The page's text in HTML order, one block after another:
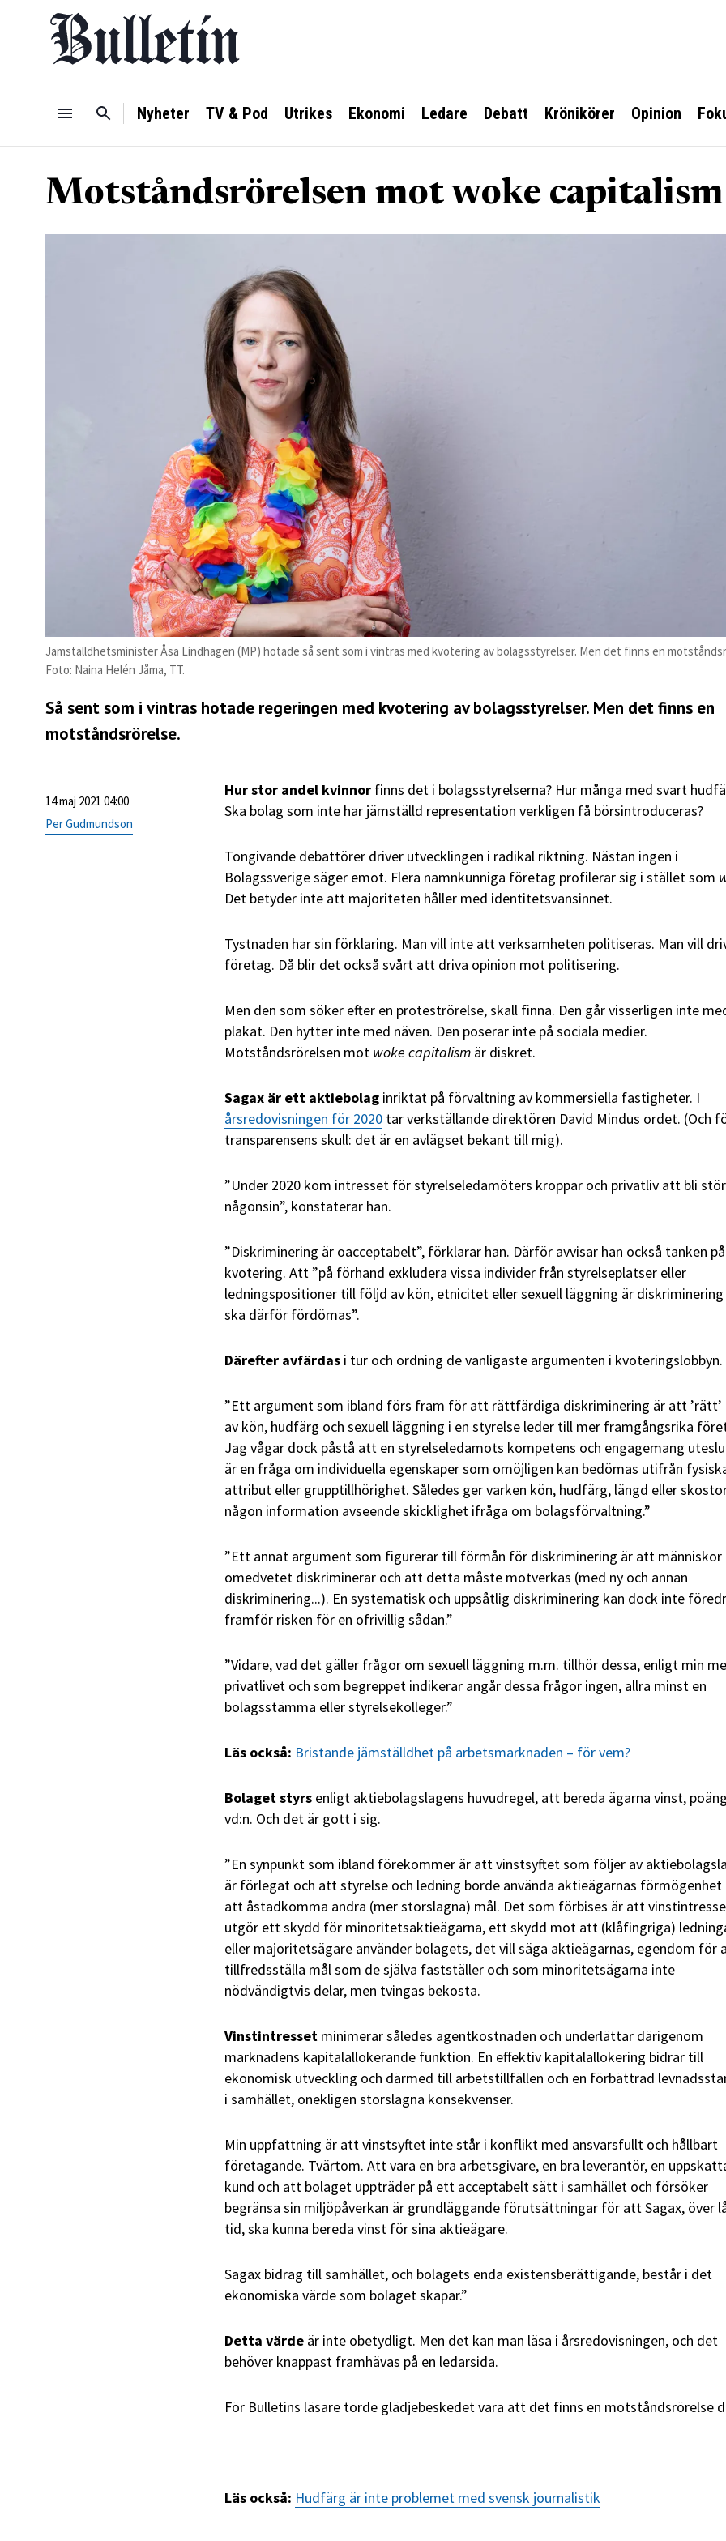
Nyheter TV & Pod Utrikes Ekonomi Ledare Debatt Krönikörer Opinion
Motståndsrörelsen mot woke capitalism
Jämställdhetsminister Åsa Lindhagen (MP) hotade så sent som i vintras med kvotering av bolagsstyrelser. Men det finns en
Foto: Naina Helén Jåma, TT.
Så sent som i vintras hotade regeringen med kvotering av bolagsstyrelser. Men det finns en
motståndsrörelse.
14 maj 2021 04:00
Per Gudmundson
Hur stor andel kvinnor finns det i bolagsstyrelserna? Hur många med svart
Ska bolag som inte har jämställd representation verkligen få börsintroduceras?
Tongivande debattörer driver utvecklingen i radikal riktning. Nästan ingen i
Bolagssverige säger emot. Flera namnkunniga företag profilerar sig i stället som
Det betyder inte att majoriteten håller med identitetsvansinnet.
Tystnaden har sin förklaring. Man vill inte att verksamheten politiseras. Man vill
företag. Då blir det också svårt att driva opinion mot politisering.
Men den som söker efter en proteströrelse, skall finna. Den går visserligen inte
plakat. Den hytter inte med näven. Den poserar inte på sociala medier.
Motståndsrörelsen mot woke capitalism är diskret.
Sagax är ett aktiebolag inriktat på förvaltning av kommersiella fastigheter. I
årsredovisningen för 2020 tar verkställande direktören David Mindus ordet. (Och
transparensens skull: det är en avlägset bekant till mig).
”Under 2020 kom intresset för styrelseledamöters kroppar och privatliv att bli
någonsin”, konstaterar han.
”Diskriminering är oacceptabelt”, förklarar han. Därför avvisar han också tanken på
kvotering. Att ”på förhand exkludera vissa individer från styrelseplatser eller
ledningspositioner till följd av kön, etnicitet eller sexuell läggning är diskriminering
ska därför fördömas”.
Därefter avfärdas i tur och ordning de vanligaste argumenten i kvoteringslobbyn.
”Ett argument som ibland förs fram för att rättfärdiga diskriminering är att ’rätt’
av kön, hudfärg och sexuell läggning i en styrelse leder till mer framgångsrika
Jag vågar dock påstå att en styrelseledamots kompetens och engagemang
är en fråga om individuella egenskaper som omöjligen kan bedömas utifrån
attribut eller grupptillhörighet. Således ger varken kön, hudfärg, längd eller
någon information avseende skicklighet ifråga om bolagsförvaltning.”
”Ett annat argument som figurerar till förmån för diskriminering är att människor
omedvetet diskriminerar och att detta måste motverkas (med ny och annan
diskriminering...). En systematisk och uppsåtlig diskriminering kan dock inte
framför risken för en ofrivillig sådan.”
”Vidare, vad det gäller frågor om sexuell läggning m.m. tillhör dessa, enligt min
privatlivet och som begreppet indikerar angår dessa frågor ingen, allra minst en
bolagsstämma eller styrelsekolleger.”
Läs också: Bristande jämställdhet på arbetsmarknaden – för vem?
Bolaget styrs enligt aktiebolagslagens huvudregel, att bereda ägarna vinst,
vd:n. Och det är gott i sig.
”En synpunkt som ibland förekommer är att vinstsyftet som följer av
är förlegat och att styrelse och ledning borde använda aktieägarnas
att åstadkomma andra (mer storslagna) mål. Det som förbises är att
utgör ett skydd för minoritetsaktieägarna, ett skydd mot att (klåfingriga)
eller majoritetsägare använder bolagets, det vill säga aktieägarnas, egendom för
tillfredsställa mål som de själva fastställer och som minoritetsägarna inte
nödvändigtvis delar, men tvingas bekosta.
Vinstintresset minimerar således agentkostnaden och underlättar därigenom
marknadens kapitalallokerande funktion. En effektiv kapitalallokering bidrar till
ekonomisk utveckling och därmed till arbetstillfällen och en förbättrad
i samhället, onekligen storslagna konsekvenser.
Min uppfattning är att vinstsyftet inte står i konflikt med ansvarsfullt och hållbart
företagande. Tvärtom. Att vara en bra arbetsgivare, en bra leverantör, en
kund och att bolaget uppträder på ett acceptabelt sätt i samhället och försöker
begränsa sin miljöpåverkan är grundläggande förutsättningar för att Sagax, över
tid, ska kunna bereda vinst för sina aktieägare.
Sagax bidrag till samhället, och bolagets enda existensberättigande, består i det
ekonomiska värde som bolaget skapar.”
Detta värde är inte obetydligt. Men det kan man läsa i årsredovisningen, och det
behöver knappast framhävas på en ledarsida.
För Bulletins läsare torde glädjebeskedet vara att det finns en motståndsrörelse
Läs också: Hudfärg är inte problemet med svensk journalistik